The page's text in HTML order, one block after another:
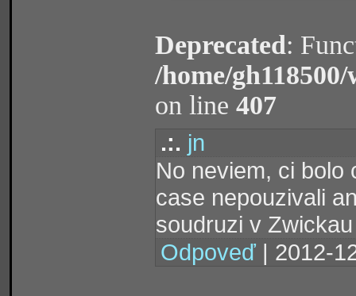
Deprecated:
/home/
on line 407
.:. jn
No neviem, ci bolo
case nepouzivali
soudruzi v Zwickau
Odpoveď | 2012-